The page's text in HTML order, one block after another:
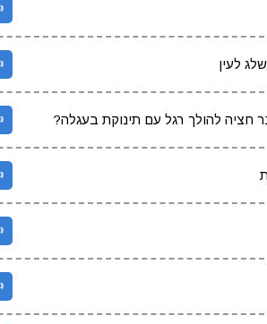
לעין
חציה להולך רגל עם תינוקת בעגלה?